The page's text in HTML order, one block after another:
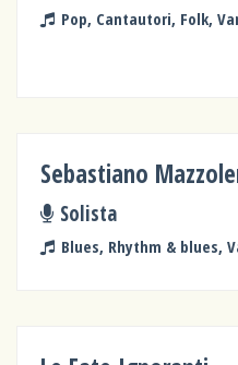
Pop, Cantautori, Folk,
Sebastiano
Solista
Blues, Rhythm & blues,